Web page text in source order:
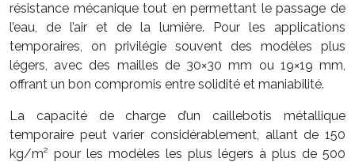
résistance mécanique tout en permettant le passage de
l’eau, de l’air et de la lumière. Pour les applications
temporaires, on privilégie souvent des modèles plus
légers, avec des mailles de 30×30 mm ou 19×19 mm,
offrant un bon compromis entre solidité et maniabilité.
La capacité de charge d’un caillebotis métallique
temporaire peut varier considérablement, allant de 150
kg/m² pour les modèles les plus légers à plus de 500